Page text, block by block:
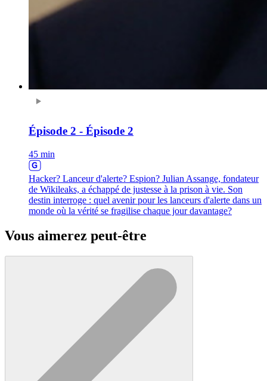
Épisode 2 - Épisode 2
45 min
Hacker? Lanceur d'alerte? Espion? Julian Assange, fondateur
de Wikileaks, a échappé de justesse à la prison à vie. Son
destin interroge : quel avenir pour les lanceurs d'alerte dans un
monde où la vérité se fragilise chaque jour davantage?
Vous aimerez peut-être